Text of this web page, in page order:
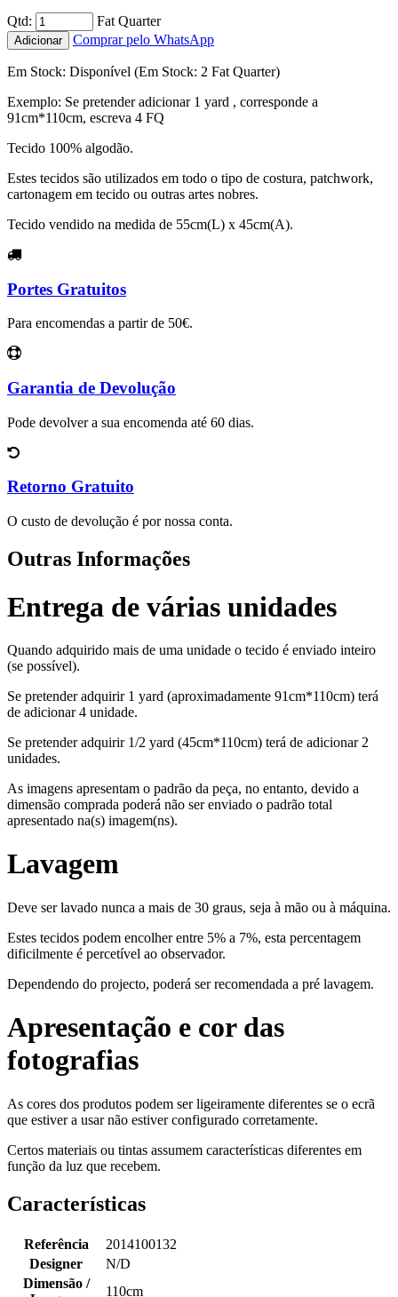
Qtd: Fat Quarter
Adicionar Comprar pelo WhatsApp
Em Stock: Disponível (Em Stock: 2 Fat Quarter)
Exemplo: Se pretender adicionar 1 yard , corresponde a
91cm*110cm, escreva 4 FQ
Tecido 100% algodão.
Estes tecidos são utilizados em todo o tipo de costura, patchwork,
cartonagem em tecido ou outras artes nobres.
Tecido vendido na medida de 55cm(L) x 45cm(A).
Portes Gratuitos
Para encomendas a partir de 50€.
Garantia de Devolução
Pode devolver a sua encomenda até 60 dias.
Retorno Gratuito
O custo de devolução é por nossa conta.
Outras Informações
Entrega de várias unidades
Quando adquirido mais de uma unidade o tecido é enviado inteiro
(se possível).
Se pretender adquirir 1 yard (aproximadamente 91cm*110cm) terá
de adicionar 4 unidade.
Se pretender adquirir 1/2 yard (45cm*110cm) terá de adicionar 2
unidades.
As imagens apresentam o padrão da peça, no entanto, devido a
dimensão comprada poderá não ser enviado o padrão total
apresentado na(s) imagem(ns).
Lavagem
Deve ser lavado nunca a mais de 30 graus, seja à mão ou à máquina.
Estes tecidos podem encolher entre 5% a 7%, esta percentagem
dificilmente é percetível ao observador.
Dependendo do projecto, poderá ser recomendada a pré lavagem.
Apresentação e cor das
fotografias
As cores dos produtos podem ser ligeiramente diferentes se o ecrã
que estiver a usar não estiver configurado corretamente.
Certos materiais ou tintas assumem características diferentes em
função da luz que recebem.
Características
Referência
2014100132
Designer
N/D
Dimensão /
110cm